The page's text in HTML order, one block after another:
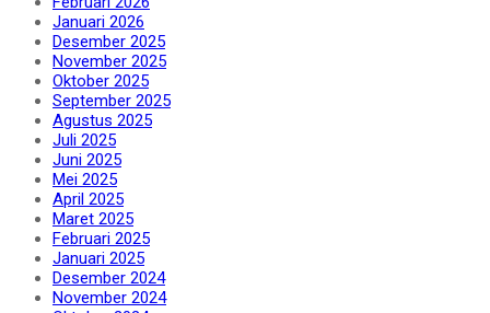
Januari 2026
Desember 2025
November 2025
Oktober 2025
September 2025
Agustus 2025
Juli 2025
Juni 2025
Mei 2025
April 2025
Maret 2025
Februari 2025
Januari 2025
Desember 2024
November 2024